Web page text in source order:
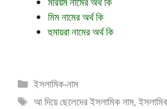
মিম নামের অর্থ কি
হুমায়রা নামের অর্থ কি
ইসলামিক-নাম
আ দিয়ে ছেলেদের ইসলামিক নাম,